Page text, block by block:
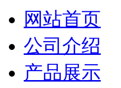
网站首页
公司介绍
产品展示